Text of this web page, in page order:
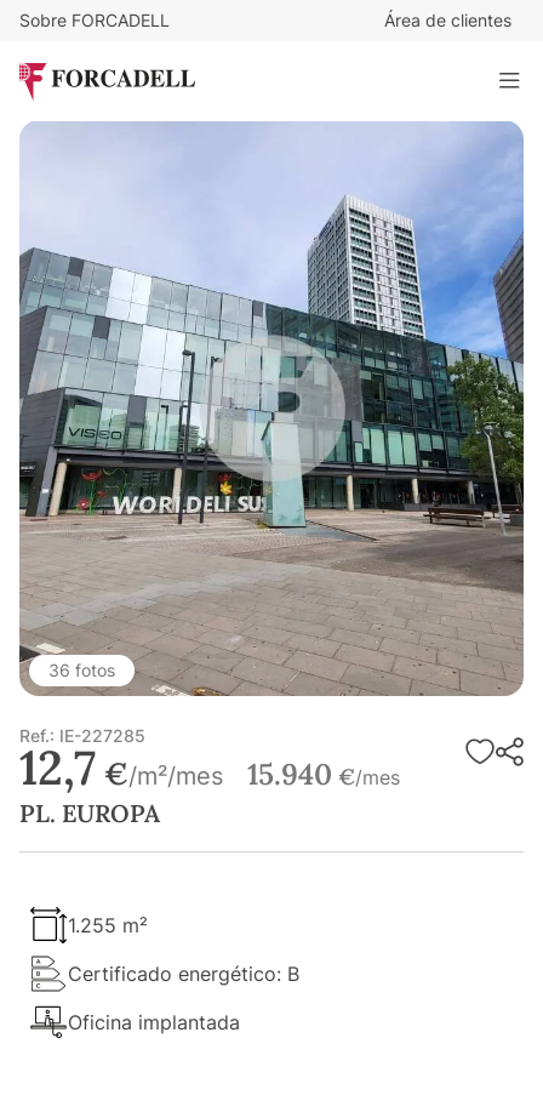
Sobre FORCADELL Área de clientes
PL. EUROPA
1.255 m²
36 fotos
Ref.: IE-227285
12,7 €/m²/mes 15.940 €/mes
PL. EUROPA
1.255 m²
Certificado energético: B
Oficina implantada